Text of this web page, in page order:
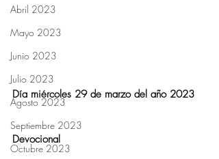
Abril 2023
Mayo 2023
Junio 2023
Julio 2023
Agosto 2023
Septiembre 2023
Octubre 2023
Día miércoles 29 de marzo del año 2023
Devocional